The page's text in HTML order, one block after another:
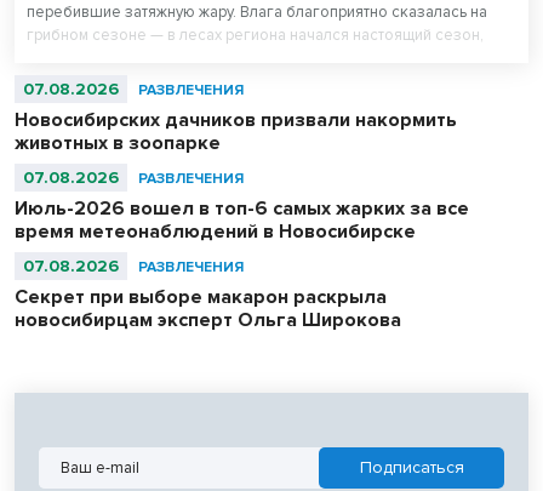
перебившие затяжную жару. Влага благоприятно сказалась на
грибном сезоне — в лесах региона начался настоящий сезон,
07.08.2026 РАЗВЛЕЧЕНИЯ
Новосибирских дачников призвали накормить
животных в зоопарке
07.08.2026 РАЗВЛЕЧЕНИЯ
Июль-2026 вошел в топ-6 самых жарких за все
время метеонаблюдений в Новосибирске
07.08.2026 РАЗВЛЕЧЕНИЯ
Секрет при выборе макарон раскрыла
новосибирцам эксперт Ольга Широкова